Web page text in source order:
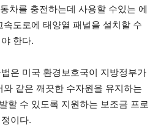
차를 충전하는데 사용할 수있는 에
도로에 태양열 패널을 설치할 수
한다.
은 미국 환경보호국이 지방정부가
같은 깨끗한 수자원을 유지하는
할 수 있도록 지원하는 보조금 프로
이다.